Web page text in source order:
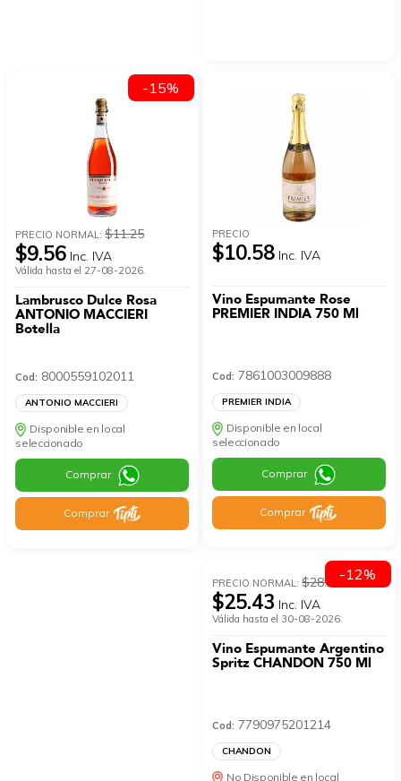
PRECIO NORMAL:$11.25
$9.56 Inc. IVA
Válida hasta el 27-08-2026.
Lambrusco Dulce Rosa
ANTONIO MACCIERI
Botella
Cod: 8000559102011
ANTONIO MACCIERI
Disponible en local
seleccionado
Comprar
Comprar
-15%
PRECIO
$10.58 Inc. IVA
Vino Espumante Rose
PREMIER INDIA 750 Ml
Cod: 7861003009888
PREMIER INDIA
Disponible en local
seleccionado
Comprar
Comprar
PRECIO NORMAL:$28.9
$25.43 Inc. IVA
Válida hasta el 30-08-2026.
Vino Espumante Argentino
Spritz CHANDON 750 Ml
Cod: 7790975201214
CHANDON
No Disponible en local
-12%